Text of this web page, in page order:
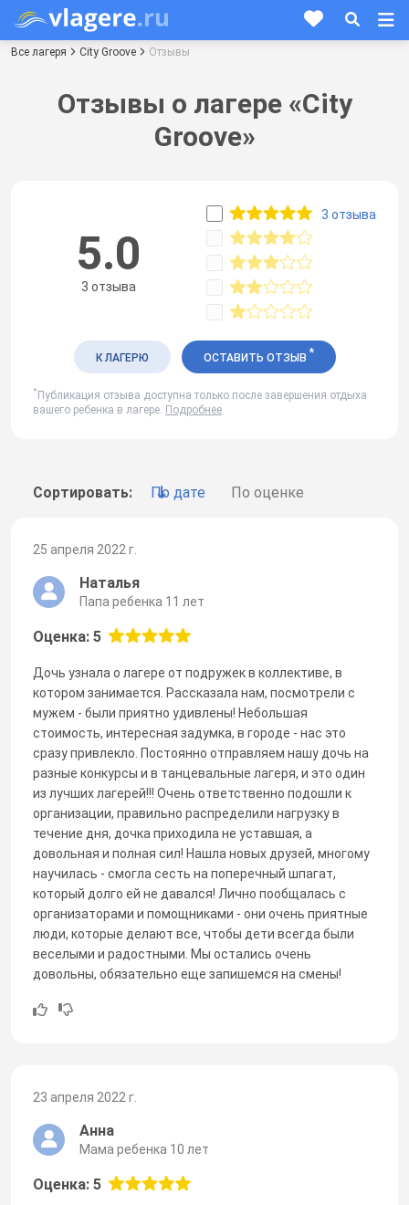
Все лагеря City Groove Отзывы
Отзывы о лагере «City
Groove»
Сортировать: По дате По оценке
25 апреля 2022 г.
Наталья
Папа ребенка 11 лет
Оценка: 5
Дочь узнала о лагере от подружек в коллективе, в
котором занимается. Рассказала нам, посмотрели с
мужем - были приятно удивлены! Небольшая
стоимость, интересная задумка, в городе - нас это
сразу привлекло. Постоянно отправляем нашу дочь на
разные конкурсы и в танцевальные лагеря, и это один
из лучших лагерей!!! Очень ответственно подошли к
организации, правильно распределили нагрузку в
течение дня, дочка приходила не уставшая, а
довольная и полная сил! Нашла новых друзей, многому
научилась - смогла сесть на поперечный шпагат,
который долго ей не давался! Лично пообщалась с
организаторами и помощниками - они очень приятные
люди, которые делают все, чтобы дети всегда были
веселыми и радостными. Мы остались очень
довольны, обязательно еще запишемся на смены!
23 апреля 2022 г.
Анна
Мама ребенка 10 лет
Оценка: 5
5.0
3 отзыва
3 отзыва
К ЛАГЕРЮ ОСТАВИТЬ ОТЗЫВ *
* Публикация отзыва доступна только после завершения отдыха
вашего ребенка в лагере. Подробнее